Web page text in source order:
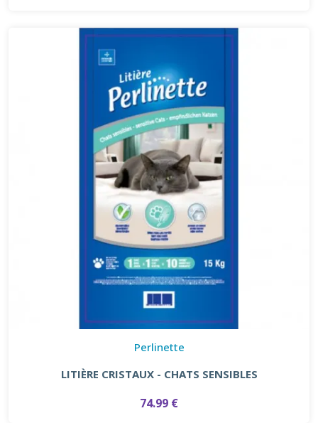
Perlinette
LITIÈRE CRISTAUX - CHATS SENSIBLES
74.99 €